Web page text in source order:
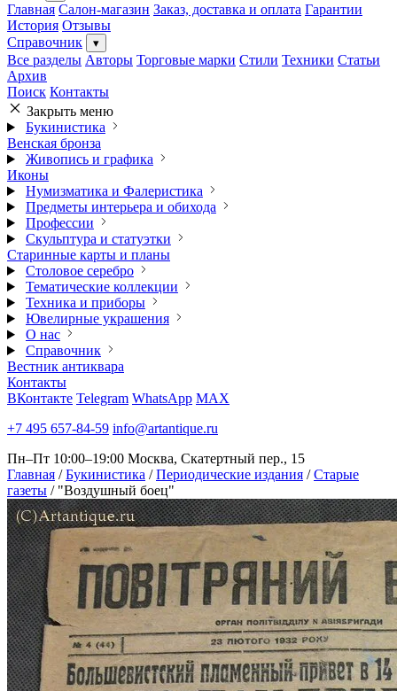
Главная Салон-магазин Заказ, доставка и оплата Гарантии
История Отзывы
Справочник
▾
Все разделы Авторы Торговые марки Стили Техники Статьи
Архив
Поиск Контакты
Закрыть меню
Букинистика
Венская бронза
Живопись и графика
Иконы
Нумизматика и Фалеристика
Предметы интерьера и обихода
Профессии
Скульптура и статуэтки
Старинные карты и планы
Столовое серебро
Тематические коллекции
Техника и приборы
Ювелирные украшения
О нас
Справочник
Вестник антиквара
Контакты
ВКонтакте Telegram WhatsApp MAX
+7 495 657-84-59 info@artantique.ru
Пн–Пт 10:00–19:00 Москва, Скатертный пер., 15
Главная / Букинистика / Периодические издания / Старые
газеты / "Воздушный боец"